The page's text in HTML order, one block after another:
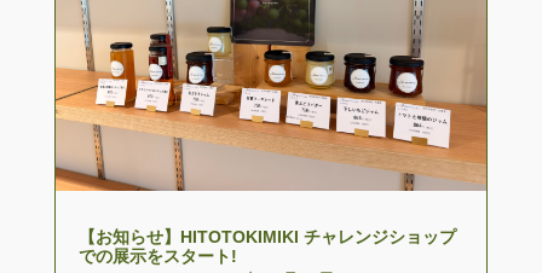
【お知らせ】HITOTOKIMIKI チャレンジショップ
での展示をスタート!